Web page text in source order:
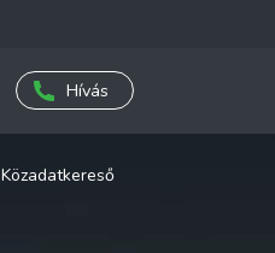
Hívás
Közadatkereső